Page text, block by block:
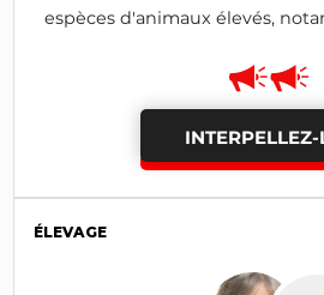
espèces d'animaux élevés,
INTERPELLEZ-
ÉLEVAGE